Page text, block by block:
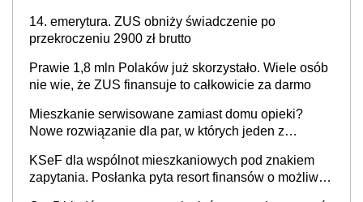
14. emerytura. ZUS obniży świadczenie po
przekroczeniu 2900 zł brutto
Prawie 1,8 mln Polaków już skorzystało. Wiele osób
nie wie, że ZUS finansuje to całkowicie za darmo
Mieszkanie serwisowane zamiast domu opieki?
Nowe rozwiązanie dla par, w których jeden z
KSeF dla wspólnot mieszkaniowych pod znakiem
zapytania. Posłanka pyta resort finansów o możliwe